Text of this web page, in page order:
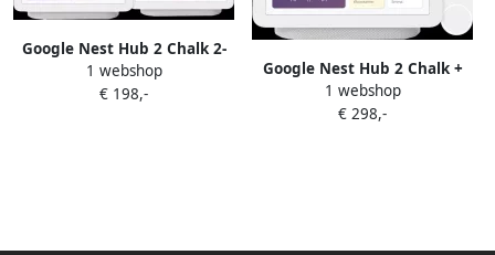
Google Nest Hub 2 Chalk 2-
Pack
1 webshop
€ 198,-
Google Nest Hub 2 Chalk +
Deurbel
1 webshop
€ 298,-